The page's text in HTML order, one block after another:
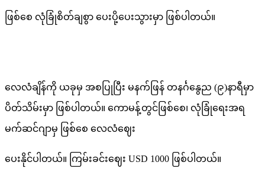
ဖြစ်စေ လုံခြုံစိတ်ချစွာ ပေးပို့ပေးသွားမှာ ဖြစ်ပါတယ်။
လေလံချိန်ကို ယခုမှ အစပြုပြီး မနက်ဖြန် တနင်္ဂနွေည (၉)နာရီမှာ
ပိတ်သိမ်းမှာ ဖြစ်ပါတယ်။ ကောမန့်တွင်ဖြစ်စေ၊ လုံခြုံရေးအရ
မက်ဆင်ဂျာမှ ဖြစ်စေ လေလံဈေး
ပေးနိုင်ပါတယ်။ ကြမ်းခင်းဈေး USD 1000 ဖြစ်ပါတယ်။